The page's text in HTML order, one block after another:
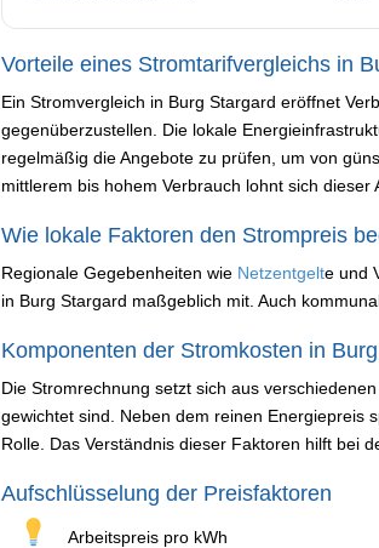
Vorteile eines Stromtarifvergleichs in
Ein Stromvergleich in Burg Stargard eröffnet
gegenüberzustellen. Die lokale
regelmäßig die Angebote zu prüfen, um von
mittlerem bis hohem Verbrauch lohnt sich
Wie lokale Faktoren den Strompreis
Regionale Gegebenheiten wie Netzentgelte und
in Burg Stargard maßgeblich mit. Auch
Komponenten der Stromkosten in
Die Stromrechnung setzt sich aus
gewichtet sind. Neben dem reinen Energiepreis
Rolle. Das Verständnis dieser Faktoren hilft bei
Aufschlüsselung der Preisfaktoren
Arbeitspreis pro kWh